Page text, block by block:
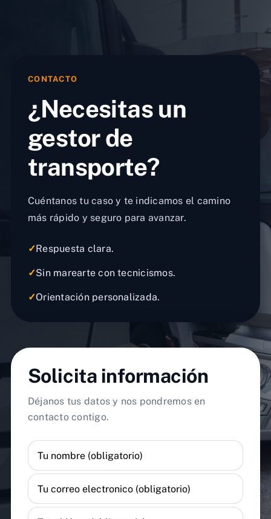
CONTACTO
¿Necesitas un
gestor de
transporte?
Cuéntanos tu caso y te indicamos el camino
más rápido y seguro para avanzar.
✓Respuesta clara.
✓Sin marearte con tecnicismos.
✓Orientación personalizada.
Solicita información
Déjanos tus datos y nos pondremos en
contacto contigo.